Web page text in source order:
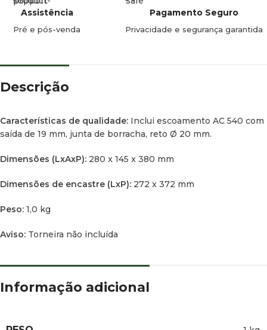
Assistência
Pré e pós-venda
Pagamento Seguro
Privacidade e segurança garantida
Descrição
Características de qualidade: Inclui escoamento AC 540 com
saída de 19 mm, junta de borracha, reto Ø 20 mm.
Dimensões (LxAxP): 280 x 145 x 380 mm
Dimensões de encastre (LxP): 272 x 372 mm
Peso: 1,0 kg
Aviso: Torneira não incluída
Informação adicional